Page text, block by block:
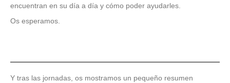
encuentran en su día a día y cómo poder ayudarles.
Os esperamos.
Y tras las jornadas, os mostramos un pequeño resumen